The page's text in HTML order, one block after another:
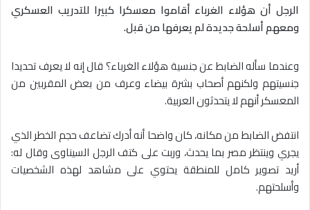
الرجل أن هؤلاء الغرباء أقاموا معسكرا كبيرا للتدريب العسكري
ومعهم أسلحة جديدة لم يعرفها من قبل.
وعندما سأله الضابط عن جنسية هؤلاء الغرباء؟ قال إنه لا يعرف تحديدا
جنسيتهم ولكنهم أصحاب بشرة بيضاء وعرف من بعض المقربين من
المعسكر أنهم لا يتحدثون العربية.
انتفض الضابط من مكانه، كان واضحا أنه أدرك تضاعف حجم الخطر الذي
يجري وينتظر مصر بما يحدث، وربت على كتف الرجل السيناوى وقال له:
أريد تصوير كامل للمنطقة يحتوي على مشاهد لهذه الشخصيات
وأسلحتهم.